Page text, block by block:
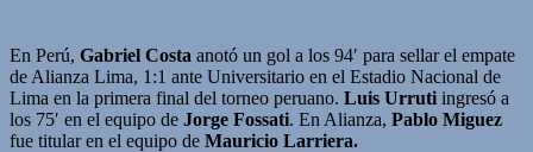
En Perú, Gabriel Costa anotó un gol a los 94′ para sellar el empate
de Alianza Lima, 1:1 ante Universitario en el Estadio Nacional de
Lima en la primera final del torneo peruano. Luis Urruti ingresó a
los 75′ en el equipo de Jorge Fossati. En Alianza, Pablo Miguez
fue titular en el equipo de Mauricio Larriera.